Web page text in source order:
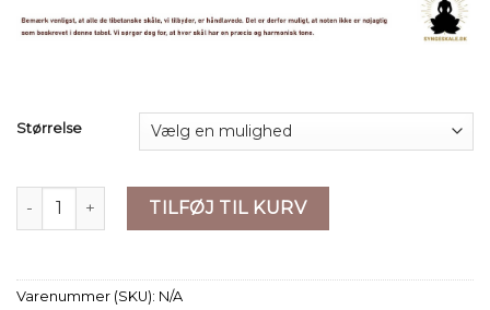
Størrelse
Tibetansk Syngeskål i Bronze - 5 størrelser til rådighed antal
TILFØJ TIL KURV
Varenummer (SKU): N/A